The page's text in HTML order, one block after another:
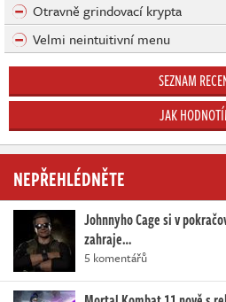
Otravně grindovací krypta
Velmi neintuitivní menu
SEZNAM
JAK
NEPŘEHLÉDNĚTE
Johnnyho Cage si v
zahraje…
5 komentářů